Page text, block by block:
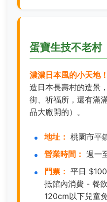
蛋寶生技不老村
濃濃日本風的小天地！
造日本長壽村的造景
街、祈福所，還有滿
品大廠開的）。
地址： 桃園市平
營業時間： 週一
門票： 平日
抵館內消費 - 餐
120cm以下兒童免